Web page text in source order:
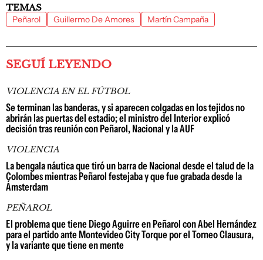
TEMAS
Peñarol Guillermo De Amores Martín Campaña
SEGUÍ LEYENDO
VIOLENCIA EN EL FÚTBOL
Se terminan las banderas, y si aparecen colgadas en los tejidos no
abrirán las puertas del estadio; el ministro del Interior explicó
decisión tras reunión con Peñarol, Nacional y la AUF
VIOLENCIA
La bengala náutica que tiró un barra de Nacional desde el talud de la
Colombes mientras Peñarol festejaba y que fue grabada desde la
Ámsterdam
PEÑAROL
El problema que tiene Diego Aguirre en Peñarol con Abel Hernández
para el partido ante Montevideo City Torque por el Torneo Clausura,
y la variante que tiene en mente